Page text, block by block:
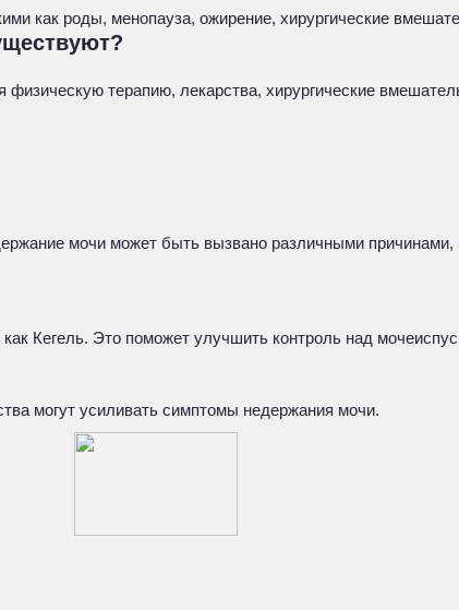
как роды, менопауза, ожирение, хирургические
терапию, лекарства, хирургические
мочи может быть вызвано различными
Кегель. Это поможет улучшить контроль над
могут усиливать симптомы недержания мочи.